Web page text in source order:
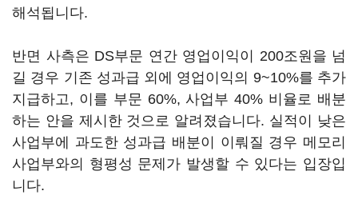
해석됩니다.
반면 사측은 DS부문 연간 영업이익이 200조원을 넘
길 경우 기존 성과급 외에 영업이익의 9~10%를 추가
지급하고, 이를 부문 60%, 사업부 40% 비율로 배분
하는 안을 제시한 것으로 알려졌습니다. 실적이 낮은
사업부에 과도한 성과급 배분이 이뤄질 경우 메모리
사업부와의 형평성 문제가 발생할 수 있다는 입장입
니다.